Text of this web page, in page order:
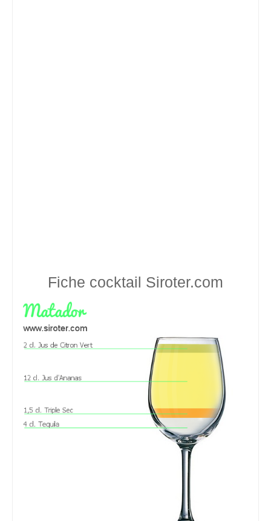
Fiche cocktail Siroter.com